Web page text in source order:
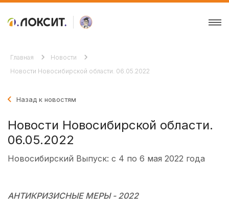
Главная
Новости
Новости Новосибирской области. 06.05.2022
Назад к новостям
Новости Новосибирской области.
06.05.2022
Новосибирский Выпуск: с 4 по 6 мая 2022 года
АНТИКРИЗИСНЫЕ МЕРЫ - 2022